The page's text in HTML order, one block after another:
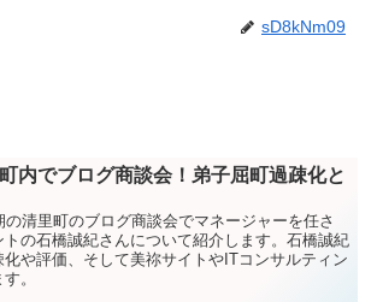
sD8kNm09
内でブログ商談会！弟子屈町過疎化と
清里町のブログ商談会でマネージャーを任さ
の石橋誠紀さんについて紹介します。石橋誠紀
や評価、そして美祢サイトやITコンサルティン
。